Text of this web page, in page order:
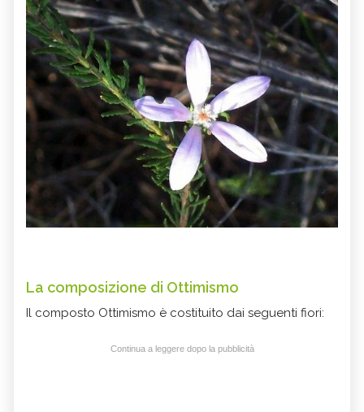
La composizione di Ottimismo
Il composto Ottimismo è costituito dai seguenti fiori:
Continua a leggere dopo la pubblicità